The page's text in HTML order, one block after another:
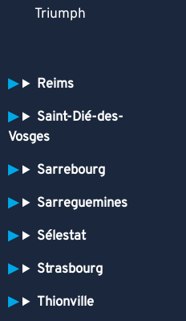
Triumph
Reims
Saint-Dié-des-
Vosges
Sarrebourg
Sarreguemines
Sélestat
Strasbourg
Thionville